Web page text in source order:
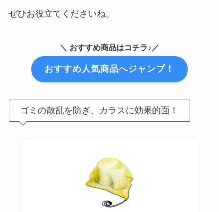
ぜひお役立てくださいね。
＼ おすすめ商品はコチラ♪／
おすすめ人気商品へジャンプ！
ゴミの散乱を防ぎ、カラスに効果的面！